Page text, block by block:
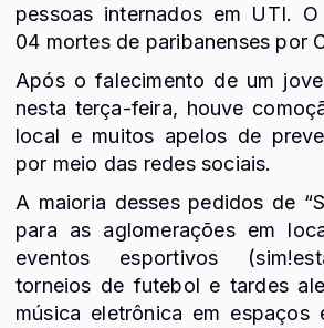
pessoas internados em UTI.
04 mortes de paribanenses por
Após o falecimento de um
nesta terça-feira, houve
local e muitos apelos de
por meio das redes sociais.
A maioria desses pedidos de
para as aglomerações em
eventos esportivos
torneios de futebol e tardes
música eletrônica em espaços